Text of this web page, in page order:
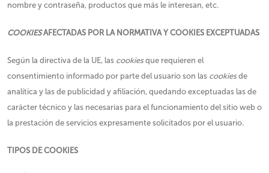
nombre y contraseña, productos que más le interesan, etc.
COOKIESAFECTADAS POR LA NORMATIVA Y COOKIES EXCEPTUADAS
Según la directiva de la UE, las cookiesque requieren el
consentimiento informado por parte del usuario son las cookiesde
analítica y las de publicidad y afiliación, quedando exceptuadas las de
carácter técnico y las necesarias para el funcionamiento del sitio web o
la prestación de servicios expresamente solicitados por el usuario.
TIPOS DE COOKIES